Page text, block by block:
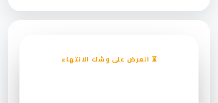
⏳ العرض على وشك الانتهاء